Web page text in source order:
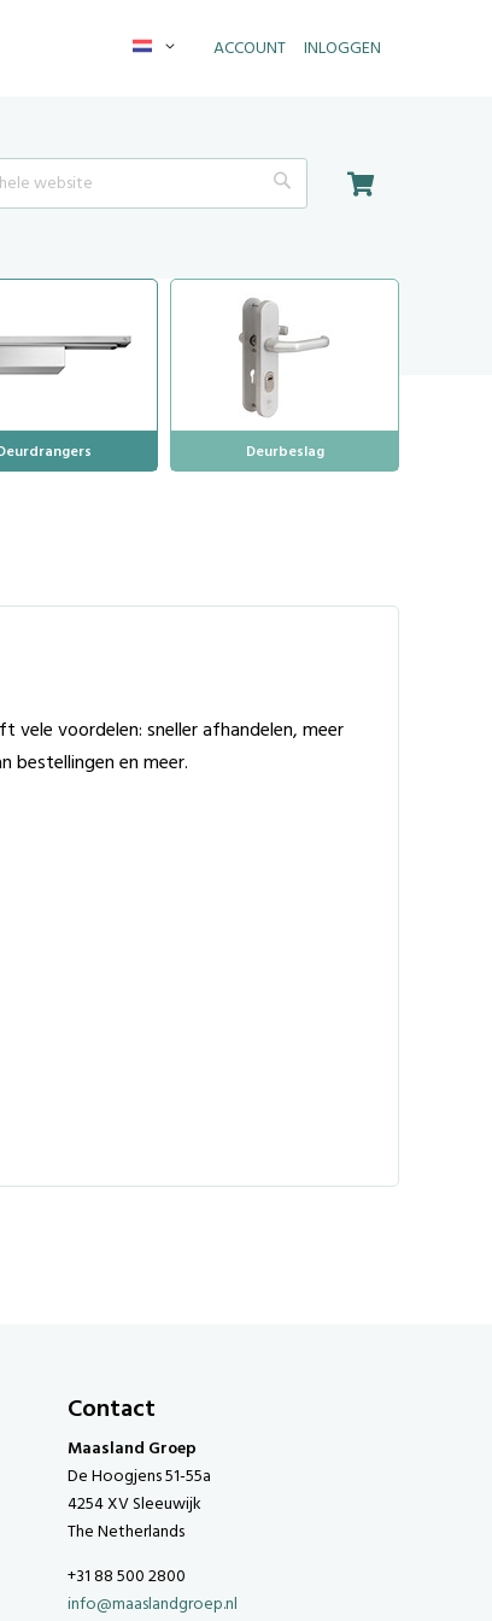
ACCOUNT INLOGGEN
Taal
Search
Deurbeslag
vele voordelen: sneller afhandelen, meer
bestellingen en meer.
Contact
Maasland Groep
De Hoogjens 51-55a
4254 XV Sleeuwijk
The Netherlands
+31 88 500 2800
info@maaslandgroep.nl